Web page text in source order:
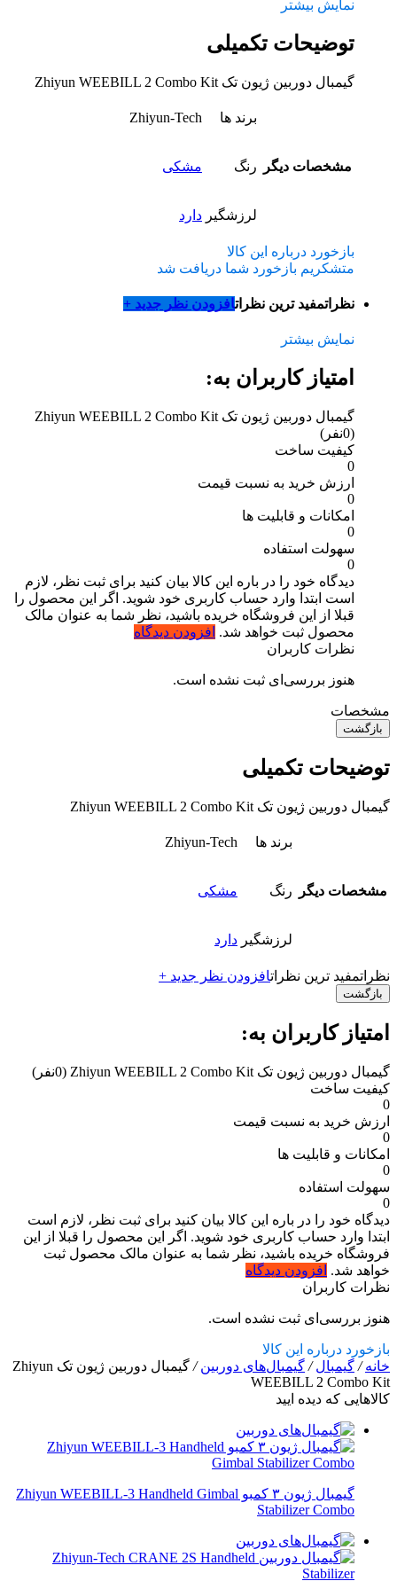
نمایش بیشتر
توضیحات تکمیلی
گیمبال دوربین ژیون تک Zhiyun WEEBILL 2 Combo Kit
مشخصات دیگر
برند ها Zhiyun-Tech
رنگ مشکی
لرزشگیر دارد
بازخورد درباره این کالا
متشکریم بازخورد شما دریافت شد
نظراتمفید ترین نظراتافزودن نظر جدید +
نمایش بیشتر
امتیاز کاربران به:
گیمبال دوربین ژیون تک Zhiyun WEEBILL 2 Combo Kit
(0نفر)
کیفیت ساخت
0
ارزش خرید به نسبت قیمت
0
امکانات و قابلیت ها
0
سهولت استفاده
0
دیدگاه خود را در باره این کالا بیان کنید برای ثبت نظر، لازم
است ابتدا وارد حساب کاربری خود شوید. اگر این محصول را
قبلا از این فروشگاه خریده باشید، نظر شما به عنوان مالک
محصول ثبت خواهد شد. افزودن دیدگاه
نظرات کاربران
هنوز بررسی‌ای ثبت نشده است.
مشخصات
بازگشت
توضیحات تکمیلی
گیمبال دوربین ژیون تک Zhiyun WEEBILL 2 Combo Kit
مشخصات دیگر
برند ها Zhiyun-Tech
رنگ مشکی
لرزشگیر دارد
نظراتمفید ترین نظراتافزودن نظر جدید +
بازگشت
امتیاز کاربران به:
گیمبال دوربین ژیون تک Zhiyun WEEBILL 2 Combo Kit
(0نفر)
کیفیت ساخت
0
ارزش خرید به نسبت قیمت
0
امکانات و قابلیت ها
0
سهولت استفاده
0
دیدگاه خود را در باره این کالا بیان کنید برای ثبت نظر، لازم است
ابتدا وارد حساب کاربری خود شوید. اگر این محصول را قبلا از این
فروشگاه خریده باشید، نظر شما به عنوان مالک محصول ثبت
خواهد شد. افزودن دیدگاه
نظرات کاربران
هنوز بررسی‌ای ثبت نشده است.
بازخورد درباره این کالا
خانه/ گیمبال/ گیمبال‌های دوربین/
گیمبال دوربین ژیون تک Zhiyun
WEEBILL 2 Combo Kit
کالاهایی که دیده ایید
گیمبال ژیون ۳ کمبو Zhiyun WEEBILL-3 Handheld Gimbal
Stabilizer Combo